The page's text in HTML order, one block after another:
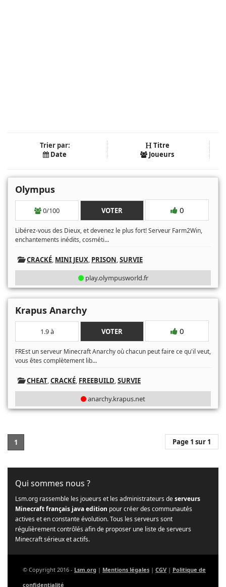
Trier par:
Titre
Date
Joueurs
Olympus
0/100 VOTER 0
Libérez-vous des Dieux, et devenez le plus fort! Serveur Farm2Win,
enchantements inédits, cosméti...
CRACKÉ, MINI JEUX, PRISON,SURVIE
play.olympusworld.fr
Krapus Anarchy
1.9 à VOTER 0
FREst un serveur Minecraft Anarchy où chacun peut faire ce qu'il veut,
vous êtes complètement lib...
CHEAT,CRACKÉ, FREEBUILD,SURVIE
anarchy.krapus.net
1 Page 1 sur 1
Qui sommes nous ?
Lsm.org rassemble les joueurs et les administrateurs deserveurs
Minecraft français java edition pour créer des communautés
actives et en constante évolution. Tous les serveurs sont
régulièrement contrôlés afin de proposer une liste de serveurs
Minecraft sérieux et actifs.
© Copyright 2016 - Lsm.org | Mentions légales | CGV | Politique de
confidentialité